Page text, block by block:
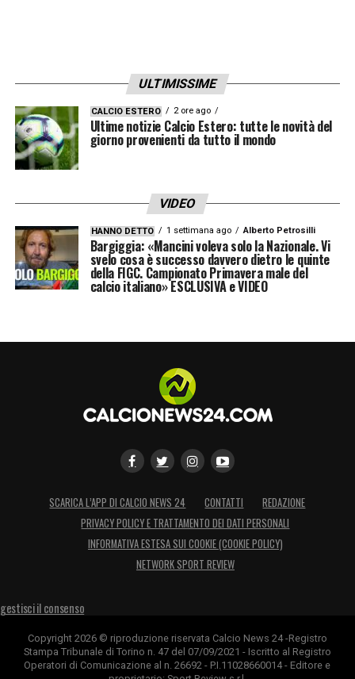
ULTIMISSIME
CALCIO ESTERO 2 ore ago
Ultime notizie Calcio Estero: tutte le novità del
giorno provenienti da tutto il mondo
VIDEO
HANNO DETTO 1 settimana ago Alberto Petrosilli
Bargiggia: «Mancini voleva solo la Nazionale. Vi
svelo cosa è successo davvero dietro le quinte
della FIGC. Campionato Primavera male del
calcio italiano» ESCLUSIVA e VIDEO
SCARICA L’APP DI CALCIO NEWS 24 CONTATTI
REDAZIONE
PRIVACY POLICY E TRATTAMENTO DEI DATI PERSONALI
INFORMATIVA ESTESA SUI COOKIE (COOKIE POLICY)
NETWORK SPORT REVIEW
gestisci il consenso
Copyright 2026 © riproduzione riservata Calcio News 24 -Registro
Stampa Tribunale di Torino n. 47 del 07/09/2021 - Iscritto al Registro
Operatori di Comunicazione al n. 26692 - P.I.11028660014 - Editore e